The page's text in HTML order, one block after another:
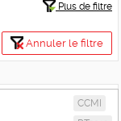
Plus de filtre
Annuler le filtre
CCMI